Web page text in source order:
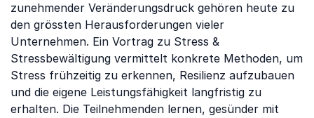
zunehmender Veränderungsdruck gehören heute zu
den grössten Herausforderungen vieler
Unternehmen. Ein Vortrag zu Stress &
Stressbewältigung vermittelt konkrete Methoden, um
Stress frühzeitig zu erkennen, Resilienz aufzubauen
und die eigene Leistungsfähigkeit langfristig zu
erhalten. Die Teilnehmenden lernen, gesünder mit